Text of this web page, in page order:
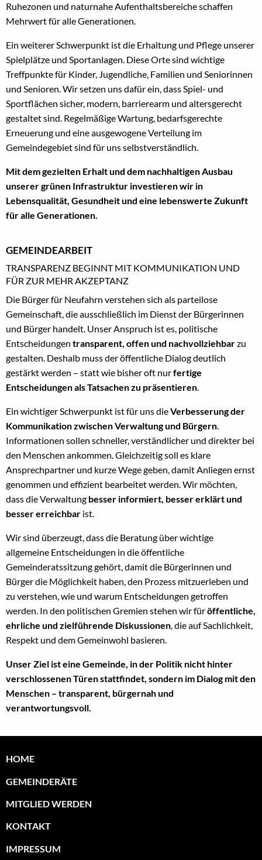
Ruhezonen und naturnahe Aufenthaltsbereiche schaffen
Mehrwert für alle Generationen.
Ein weiterer Schwerpunkt ist die Erhaltung und Pflege unserer
Spielplätze und Sportanlagen. Diese Orte sind wichtige
Treffpunkte für Kinder, Jugendliche, Familien und Seniorinnen
und Senioren. Wir setzen uns dafür ein, dass Spiel- und
Sportflächen sicher, modern, barrierearm und altersgerecht
gestaltet sind. Regelmäßige Wartung, bedarfsgerechte
Erneuerung und eine ausgewogene Verteilung im
Gemeindegebiet sind für uns selbstverständlich.
Mit dem gezielten Erhalt und dem nachhaltigen Ausbau
unserer grünen Infrastruktur investieren wir in
Lebensqualität, Gesundheit und eine lebenswerte Zukunft
für alle Generationen.
GEMEINDEARBEIT
TRANSPARENZ BEGINNT MIT KOMMUNIKATION UND
FÜR ZUR MEHR AKZEPTANZ
Die Bürger für Neufahrn verstehen sich als parteilose
Gemeinschaft, die ausschließlich im Dienst der Bürgerinnen
und Bürger handelt. Unser Anspruch ist es, politische
Entscheidungen transparent, offen und nachvollziehbarzu
gestalten. Deshalb muss der öffentliche Dialog deutlich
gestärkt werden – statt wie bisher oft nurfertige
Entscheidungen als Tatsachen zu präsentieren.
Ein wichtiger Schwerpunkt ist für uns dieVerbesserung der
Kommunikation zwischen Verwaltung und Bürgern.
Informationen sollen schneller, verständlicher und direkter bei
den Menschen ankommen. Gleichzeitig soll es klare
Ansprechpartner und kurze Wege geben, damit Anliegen ernst
genommen und effizient bearbeitet werden. Wir möchten,
dass die Verwaltung besser informiert, besser erklärt und
besser erreichbar ist.
Wir sind überzeugt, dass die Beratung über wichtige
allgemeine Entscheidungen in die öffentliche
Gemeinderatssitzung gehört, damit die Bürgerinnen und
Bürger die Möglichkeit haben, den Prozess mitzuerleben und
zu verstehen, wie und warum Entscheidungen getroffen
werden. In den politischen Gremien stehen wir füröffentliche,
ehrliche und zielführende Diskussionen, die auf Sachlichkeit,
Respekt und dem Gemeinwohl basieren.
Unser Ziel ist eine Gemeinde, in der Politik nicht hinter
verschlossenen Türen stattfindet, sondern im Dialog mit den
Menschen – transparent, bürgernah und
verantwortungsvoll.
HOME
GEMEINDERÄTE
MITGLIED WERDEN
KONTAKT
IMPRESSUM